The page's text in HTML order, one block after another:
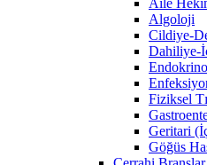
Algoloji
Cildiye-
Dahiliye-
Fiziksel
Geritari
Göğüs